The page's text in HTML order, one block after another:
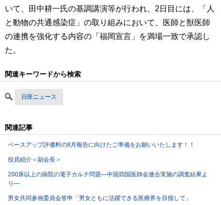
いて、田中耕一氏の基調講演等が行われ、2日目には、「人
と動物の共通感染症」の取り組みにおいて、医師と獣医師
の連携を強化する内容の「福岡宣言」を満場一致で承認し
た。
関連キーワードから検索
日医ニュース
関連記事
ベースアップ評価料の8月報告に向けたご準備をお願いいたします！！
役員紹介＜副会長＞
200床以上の病院の電子カルテ問題―中国四国医師会連合実施の調査結果よ
り―
男女共同参画委員会答申「男女ともに活躍できる医療界を目指して」